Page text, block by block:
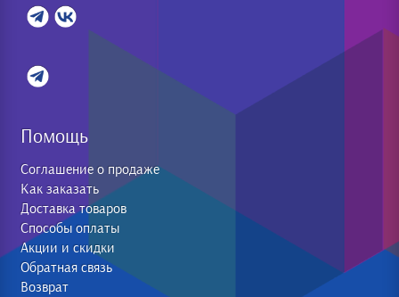
Помощь
Соглашение о продаже
Как заказать
Доставка товаров
Способы оплаты
Акции и скидки
Обратная связь
Возврат